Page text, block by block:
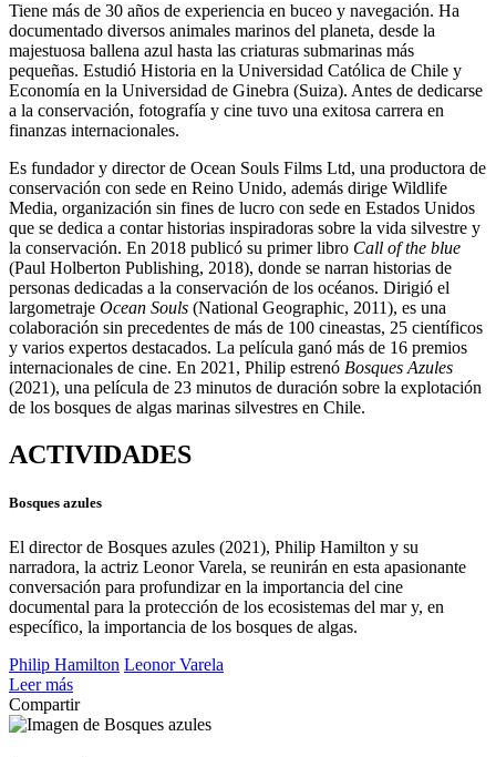
Tiene más de 30 años de experiencia en buceo y navegación. Ha
documentado diversos animales marinos del planeta, desde la
majestuosa ballena azul hasta las criaturas submarinas más
pequeñas. Estudió Historia en la Universidad Católica de Chile y
Economía en la Universidad de Ginebra (Suiza). Antes de dedicarse
a la conservación, fotografía y cine tuvo una exitosa carrera en
finanzas internacionales.
Es fundador y director de Ocean Souls Films Ltd, una productora de
conservación con sede en Reino Unido, además dirige Wildlife
Media, organización sin fines de lucro con sede en Estados Unidos
que se dedica a contar historias inspiradoras sobre la vida silvestre y
la conservación. En 2018 publicó su primer libro Call of the blue
(Paul Holberton Publishing, 2018), donde se narran historias de
personas dedicadas a la conservación de los océanos. Dirigió el
largometraje Ocean Souls (National Geographic, 2011), es una
colaboración sin precedentes de más de 100 cineastas, 25 científicos
y varios expertos destacados. La película ganó más de 16 premios
internacionales de cine. En 2021, Philip estrenó Bosques Azules
(2021), una película de 23 minutos de duración sobre la explotación
de los bosques de algas marinas silvestres en Chile.
ACTIVIDADES
Bosques azules
El director de Bosques azules (2021), Philip Hamilton y su
narradora, la actriz Leonor Varela, se reunirán en esta apasionante
conversación para profundizar en la importancia del cine
documental para la protección de los ecosistemas del mar y, en
específico, la importancia de los bosques de algas.
Philip Hamilton Leonor Varela
Leer más
Compartir